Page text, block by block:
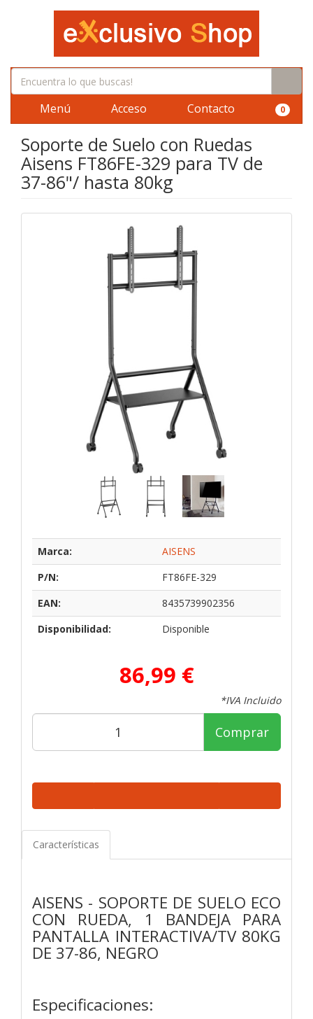
Menú Acceso Contacto 0
Soporte de Suelo con Ruedas
Aisens FT86FE-329 para TV de
37-86"/ hasta 80kg
Marca:
AISENS
P/N:
FT86FE-329
EAN:
8435739902356
Disponibilidad:
Disponible
86,99 €
*IVA Incluido
Comprar
Características
AISENS - SOPORTE DE SUELO ECO
CON RUEDA, 1 BANDEJA PARA
PANTALLA INTERACTIVA/TV 80KG
DE 37-86, NEGRO
Especificaciones: